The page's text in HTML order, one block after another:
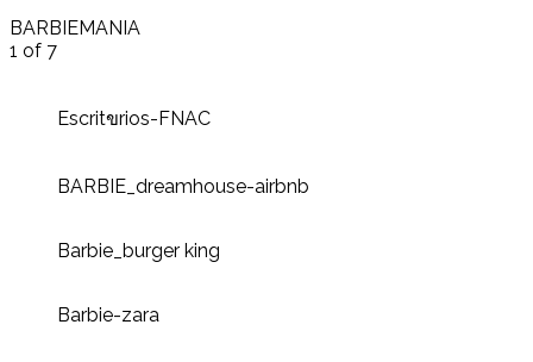
BARBIEMANIA
1 of 7
Escritขrios-FNAC
BARBIE_dreamhouse-airbnb
Barbie_burger king
Barbie-zara